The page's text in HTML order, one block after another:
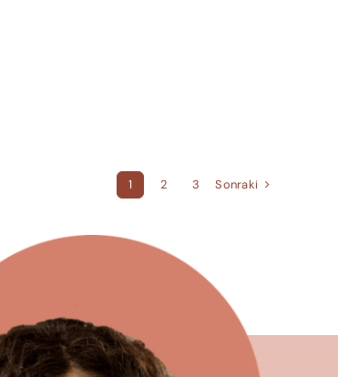
1 2 3 Sonraki